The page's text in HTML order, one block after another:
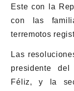
Este con la
con las
terremotos
Las
presidente
Féliz, y la